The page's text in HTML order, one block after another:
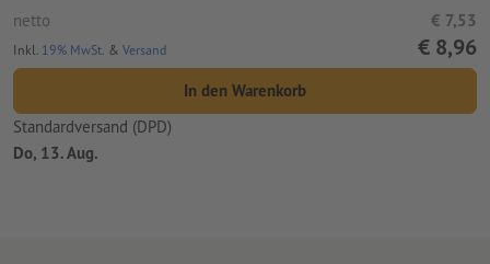
netto € 7,53
Inkl. 19% MwSt. & Versand € 8,96
In den Warenkorb
Standardversand (DPD)
Do, 13. Aug.